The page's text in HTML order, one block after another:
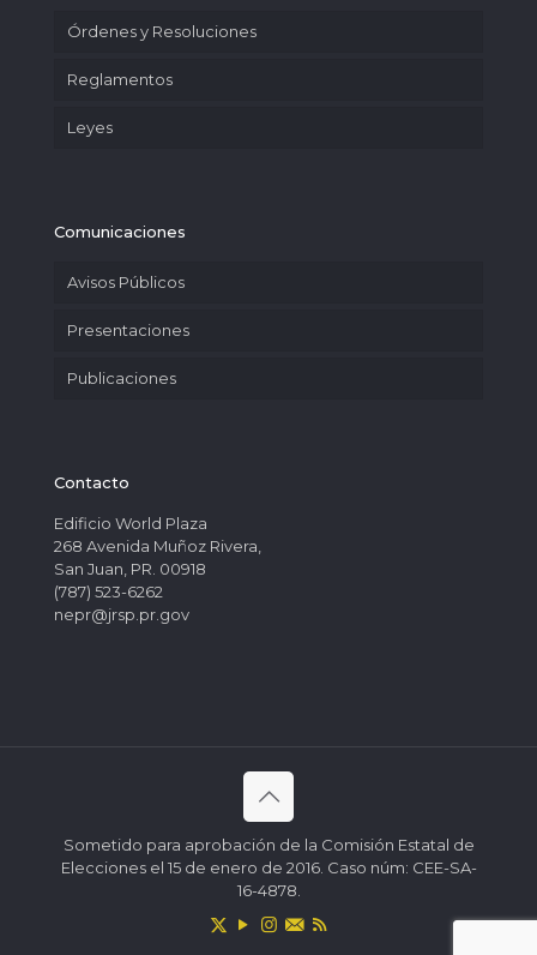
Órdenes y Resoluciones
Reglamentos
Leyes
Comunicaciones
Avisos Públicos
Presentaciones
Publicaciones
Contacto
Edificio World Plaza
268 Avenida Muñoz Rivera,
San Juan, PR. 00918
(787) 523-6262
nepr@jrsp.pr.gov
Sometido para aprobación de la Comisión Estatal de
Elecciones el 15 de enero de 2016. Caso núm: CEE-SA-
16-4878.